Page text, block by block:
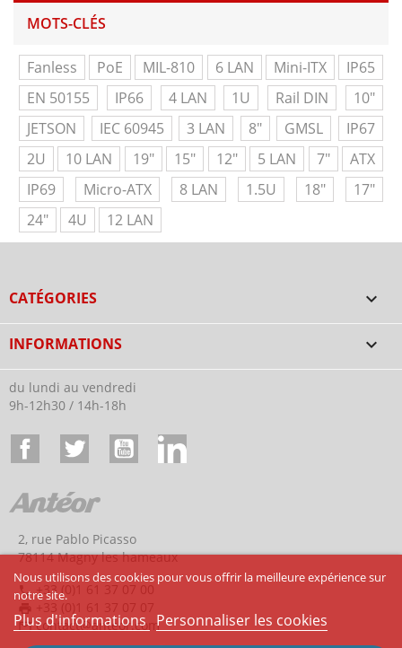
MOTS-CLÉS
Fanless PoE MIL-810 6 LAN Mini-ITX
IP65
EN 50155
IP66 4 LAN 1U Rail DIN
10"
JETSON
IEC 60945 3 LAN 8" GMSL
IP67
2U
10 LAN 19" 15" 12" 5 LAN 7"
ATX
IP69
Micro-ATX 8 LAN 1.5U 18"
17"
24"
4U 12 LAN
CATÉGORIES 
INFORMATIONS 
du lundi au vendredi
9h-12h30 / 14h-18h
Facebook Twitter YouTube
2, rue Pablo Picasso
78114 Magny les hameaux
phone +33 (0)1 61 37 07 00
print +33 (0)1 61 37 07 07
mail_outline contact@anteor.com
Nous utilisons des cookies pour vous offrir la meilleure expérience sur
notre site.
Plus d'informations Personnaliser les cookies